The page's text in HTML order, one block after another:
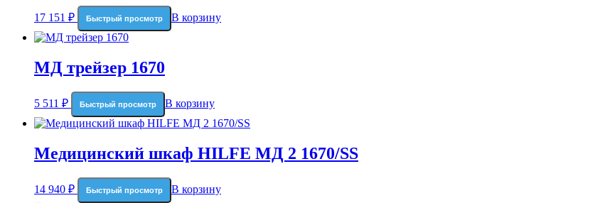
17 151 ₽ Быстрый просмотр В корзину
МД трейзер 1670
5 511 ₽ Быстрый просмотр В корзину
Медицинский шкаф HILFE МД 2 1670/SS
14 940 ₽ Быстрый просмотр В корзину